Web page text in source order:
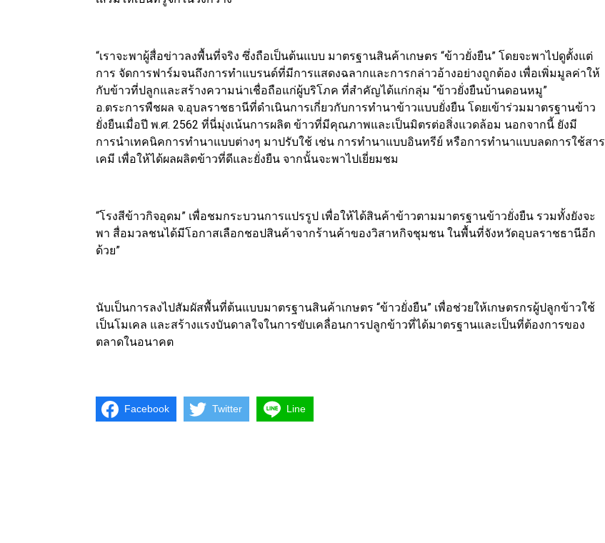
“เราจะพาผู้สื่อข่าวลงพื้นที่จริง ซึ่งถือเป็นต้นแบบ มาตรฐานสินค้าเกษตร “ข้าวยั่งยืน” โดยจะพาไปดูตั้งแต่
การ จัดการฟาร์มจนถึงการทำแบรนด์ที่มีการแสดงฉลากและการกล่าวอ้างอย่างถูกต้อง เพื่อเพิ่มมูลค่าให้
กับข้าวที่ปลูกและสร้างความน่าเชื่อถือแก่ผู้บริโภค ที่สำคัญได้แก่กลุ่ม “ข้าวยั่งยืนบ้านดอนหมู”
อ.ตระการพืชผล จ.อุบลราชธานีที่ดำเนินการเกี่ยวกับการทำนาข้าวแบบยั่งยืน โดยเข้าร่วมมาตรฐานข้าว
ยั่งยืนเมื่อปี พ.ศ. 2562 ที่นี่มุ่งเน้นการผลิต ข้าวที่มีคุณภาพและเป็นมิตรต่อสิ่งแวดล้อม นอกจากนี้ ยังมี
การนำเทคนิคการทำนาแบบต่างๆ มาปรับใช้ เช่น การทำนาแบบอินทรีย์ หรือการทำนาแบบลดการใช้สาร
เคมี เพื่อให้ได้ผลผลิตข้าวที่ดีและยั่งยืน จากนั้นจะพาไปเยี่ยมชม
“โรงสีข้าวกิจอุดม” เพื่อชมกระบวนการแปรรูป เพื่อให้ได้สินค้าข้าวตามมาตรฐานข้าวยั่งยืน รวมทั้งยังจะ
พา สื่อมวลชนได้มีโอกาสเลือกชอปสินค้าจากร้านค้าของวิสาหกิจชุมชน ในพื้นที่จังหวัดอุบลราชธานีอีก
ด้วย”
นับเป็นการลงไปสัมผัสพื้นที่ต้นแบบมาตรฐานสินค้าเกษตร “ข้าวยั่งยืน” เพื่อช่วยให้เกษตรกรผู้ปลูกข้าวใช้
เป็นโมเคล และสร้างแรงบันดาลใจในการขับเคลื่อนการปลูกข้าวที่ได้มาตรฐานและเป็นที่ต้องการของ
ตลาดในอนาคต
Facebook Twitter Line